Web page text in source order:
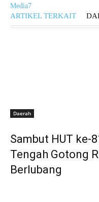
Media7
ARTIKEL TERKAIT
Daerah
Sambut HUT ke-
Tengah Gotong
Berlubang